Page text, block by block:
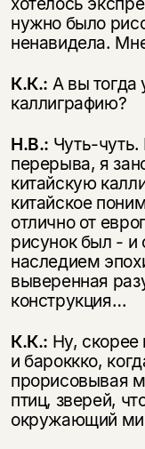
нужно было
ненавидела.
К.К.: А вы тогда
каллиграфию?
Н.В.: Чуть-чуть.
перерыва, я
китайскую
китайское
отлично от
рисунок был - и
наследием
выверенная
конструкция…
К.К.: Ну, скорее
и бароккко,
прорисовывая
птиц, зверей,
окружающий